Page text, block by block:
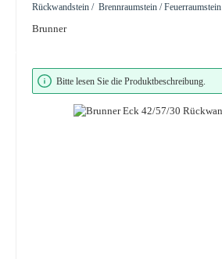
Rückwandstein / Brennraumstein / Feuerraumstein
Brunner
Bildergalerie überspringen
Bitte lesen Sie die Produktbeschreibung.